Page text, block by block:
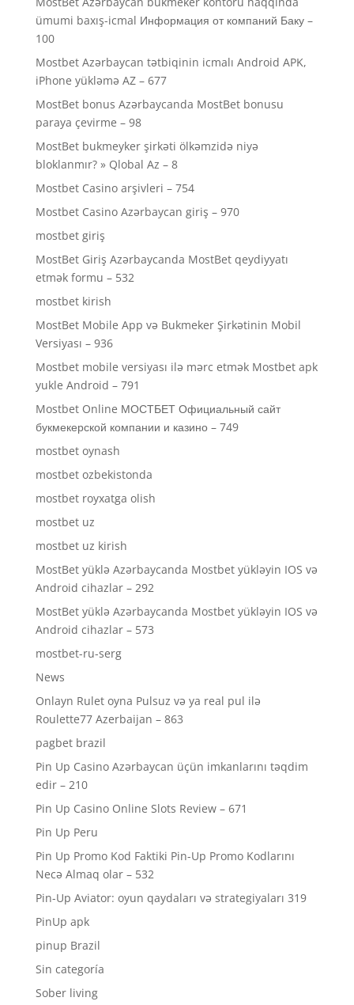
ümumi baxış-icmal Информация от компаний Баку –
100
Mostbet Azərbaycan tətbiqinin icmalı Android APK,
iPhone yükləmə AZ – 677
MostBet bonus Azərbaycanda MostBet bonusu
paraya çevirme – 98
MostBet bukmeyker şirkəti ölkəmzidə niyə
bloklanmır? » Qlobal Az – 8
Mostbet Casino arşivleri – 754
Mostbet Casino Azərbaycan giriş – 970
mostbet giriş
MostBet Giriş Azərbaycanda MostBet qeydiyyatı
etmək formu – 532
mostbet kirish
MostBet Mobile App və Bukmeker Şirkətinin Mobil
Versiyası – 936
Mostbet mobile versiyası ilə mərc etmək Mostbet apk
yukle Android – 791
Mostbet Online МОСТБЕТ Официальный сайт
букмекерской компании и казино – 749
mostbet oynash
mostbet ozbekistonda
mostbet royxatga olish
mostbet uz
mostbet uz kirish
MostBet yüklə Azərbaycanda Mostbet yükləyin IOS və
Android cihazlar – 292
MostBet yüklə Azərbaycanda Mostbet yükləyin IOS və
Android cihazlar – 573
mostbet-ru-serg
News
Onlayn Rulet oyna Pulsuz və ya real pul ilə
Roulette77 Azerbaijan – 863
pagbet brazil
Pin Up Casino Azərbaycan üçün imkanlarını təqdim
edir – 210
Pin Up Casino Online Slots Review – 671
Pin Up Peru
Pin Up Promo Kod Faktiki Pin-Up Promo Kodlarını
Necə Almaq olar – 532
Pin-Up Aviator: oyun qaydaları və strategiyaları 319
PinUp apk
pinup Brazil
Sin categoría
Sober living